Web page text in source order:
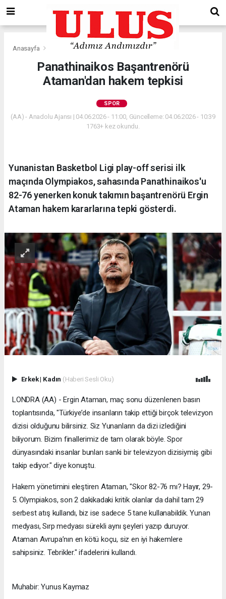
Anasayfa
Panathinaikos Başantrenörü
Ataman'dan hakem tepkisi
SPOR
(AA) - Anadolu Ajansı | 04.06.2026 - 11:00, Güncelleme: 04.06.2026 - 10:39
1763+ kez okundu.
Yunanistan Basketbol Ligi play-off serisi ilk
maçında Olympiakos, sahasında Panathinaikos'u
82-76 yenerken konuk takımın başantrenörü Ergin
Ataman hakem kararlarına tepki gösterdi.
Erkek| Kadın (Haberi Sesli Oku)
LONDRA (AA) - Ergin Ataman, maç sonu düzenlenen basın
toplantısında, "Türkiye’de insanların takip ettiği birçok televizyon
dizisi olduğunu bilirsiniz. Siz Yunanların da dizi izlediğini
biliyorum. Bizim finallerimiz de tam olarak böyle. Spor
dünyasındaki insanlar bunları sanki bir televizyon dizisiymiş gibi
takip ediyor." diye konuştu.
Hakem yönetimini eleştiren Ataman, "Skor 82-76 mı? Hayır, 29-
5. Olympiakos, son 2 dakikadaki kritik olanlar da dahil tam 29
serbest atış kullandı, biz ise sadece 5 tane kullanabildik. Yunan
medyası, Sırp medyası sürekli aynı şeyleri yazıp duruyor.
Ataman Avrupa’nın en kötü koçu, siz en iyi hakemlere
sahipsiniz. Tebrikler." ifadelerini kullandı.
Muhabir: Yunus Kaymaz